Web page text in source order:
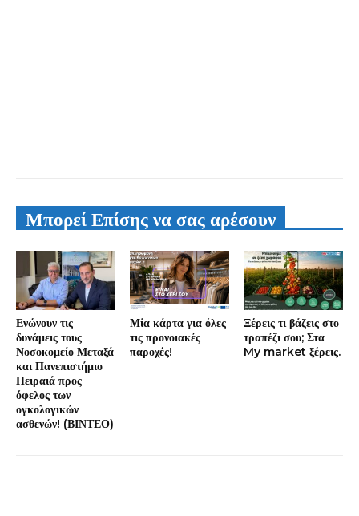
Μπορεί Επίσης να σας αρέσουν
Ενώνουν τις
δυνάμεις τους
Νοσοκομείο Μεταξά
και Πανεπιστήμιο
Πειραιά προς
όφελος των
ογκολογικών
ασθενών! (ΒΙΝΤΕΟ)
Μία κάρτα για όλες
τις προνοιακές
παροχές!
Ξέρεις τι βάζεις στο
τραπέζι σου; Στα
My market ξέρεις.